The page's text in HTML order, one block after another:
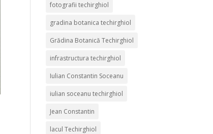
fotografii techirghiol
gradina botanica techirghiol
Grădina Botanică Techirghiol
infrastructura techirghiol
Iulian Constantin Soceanu
iulian soceanu techirghiol
Jean Constantin
lacul Techirghiol